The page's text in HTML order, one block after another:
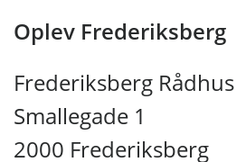
Oplev Frederiksberg
Frederiksberg Rådhus
Smallegade 1
2000 Frederiksberg